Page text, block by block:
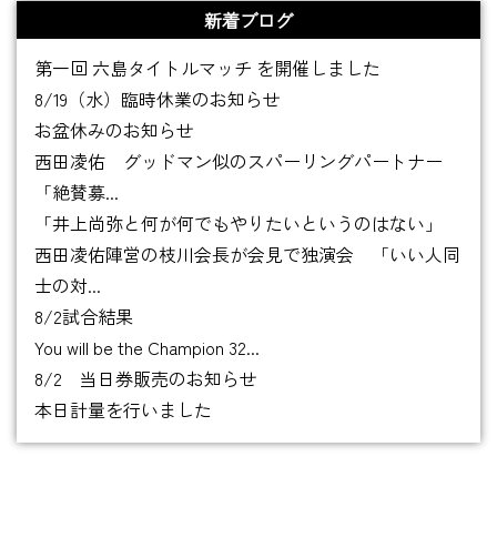
新着ブログ
第一回 六島タイトルマッチ を開催しました
8/19（水）臨時休業のお知らせ
お盆休みのお知らせ
西田凌佑 グッドマン似のスパーリングパートナー
「絶賛募...
「井上尚弥と何が何でもやりたいというのはない」
西田凌佑陣営の枝川会長が会見で独演会 「いい人同
士の対...
8/2試合結果
You will be the Champion 32...
8/2 当日券販売のお知らせ
本日計量を行いました